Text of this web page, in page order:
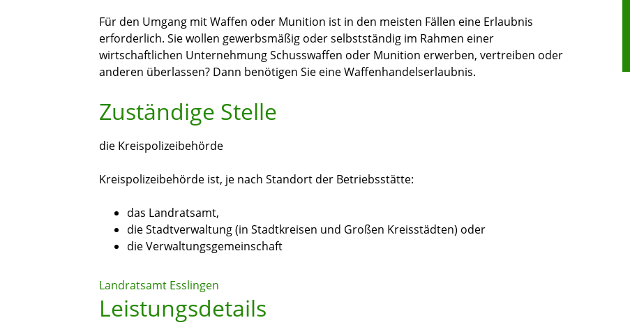
Für den Umgang mit Waffen oder Munition ist in den meisten Fällen eine Erlaubnis
erforderlich. Sie wollen gewerbsmäßig oder selbstständig im Rahmen einer
wirtschaftlichen Unternehmung Schusswaffen oder Munition erwerben, vertreiben oder
anderen überlassen? Dann benötigen Sie eine Waffenhandelserlaubnis.
Zuständige Stelle
die Kreispolizeibehörde
Kreispolizeibehörde ist, je nach Standort der Betriebsstätte:
das Landratsamt,
die Stadtverwaltung (in Stadtkreisen und Großen Kreisstädten) oder
die Verwaltungsgemeinschaft
Landratsamt Esslingen
Leistungsdetails